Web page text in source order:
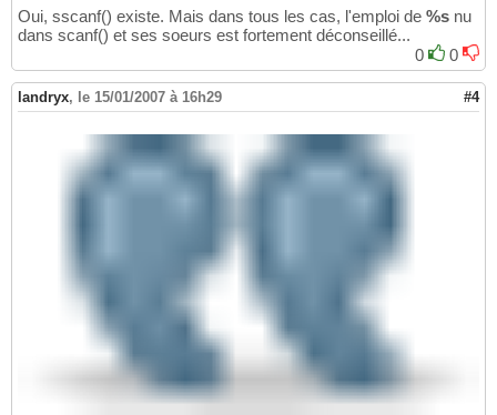
Oui, sscanf() existe. Mais dans tous les cas, l'emploi de %s nu
dans scanf() et ses soeurs est fortement déconseillé...
0
0
landryx, le 15/01/2007 à 16h29 #4